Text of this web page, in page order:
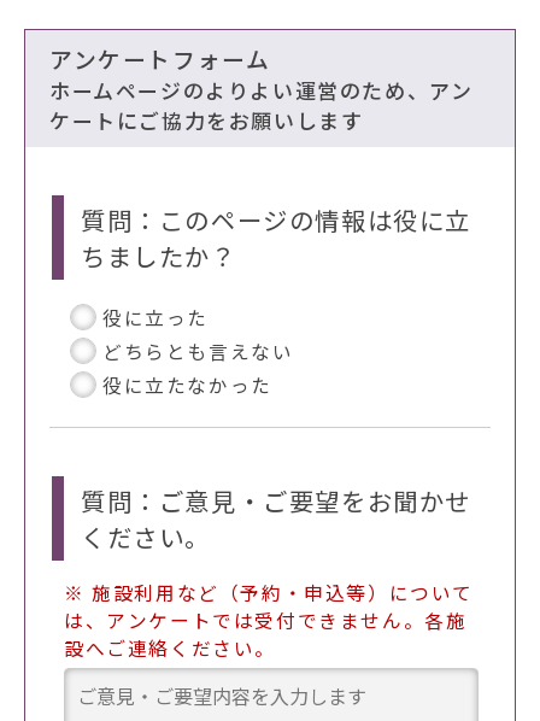
アンケートフォーム
ホームページのよりよい運営のため、アン
ケートにご協力をお願いします
質問：このページの情報は役に立
ちましたか？
役に立った
どちらとも言えない
役に立たなかった
質問：ご意見・ご要望をお聞かせ
ください。
※ 施設利用など（予約・申込等）について
は、アンケートでは受付できません。各施
設へご連絡ください。